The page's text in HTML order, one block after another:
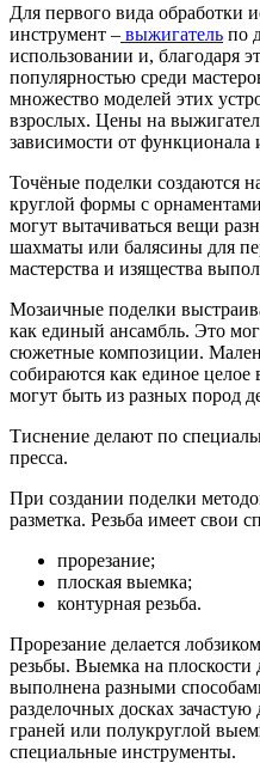
Для первого вида обработки
инструмент – выжигатель по
использовании и, благодаря
популярностью среди
множество моделей этих
взрослых. Цены на
зависимости от функционала
Точёные поделки создаются
круглой формы с
могут вытачиваться вещи
шахматы или балясины для
мастерства и изящества
Мозаичные поделки
как единый ансамбль. Это
сюжетные композиции.
собираются как единое целое
могут быть из разных пород
Тиснение делают по
пресса.
При создании поделки
разметка. Резьба имеет свои
прорезание;
плоская выемка;
контурная резьба.
Прорезание делается
резьбы. Выемка на плоскости
выполнена разными
разделочных досках
граней или полукруглой
специальные инструменты.